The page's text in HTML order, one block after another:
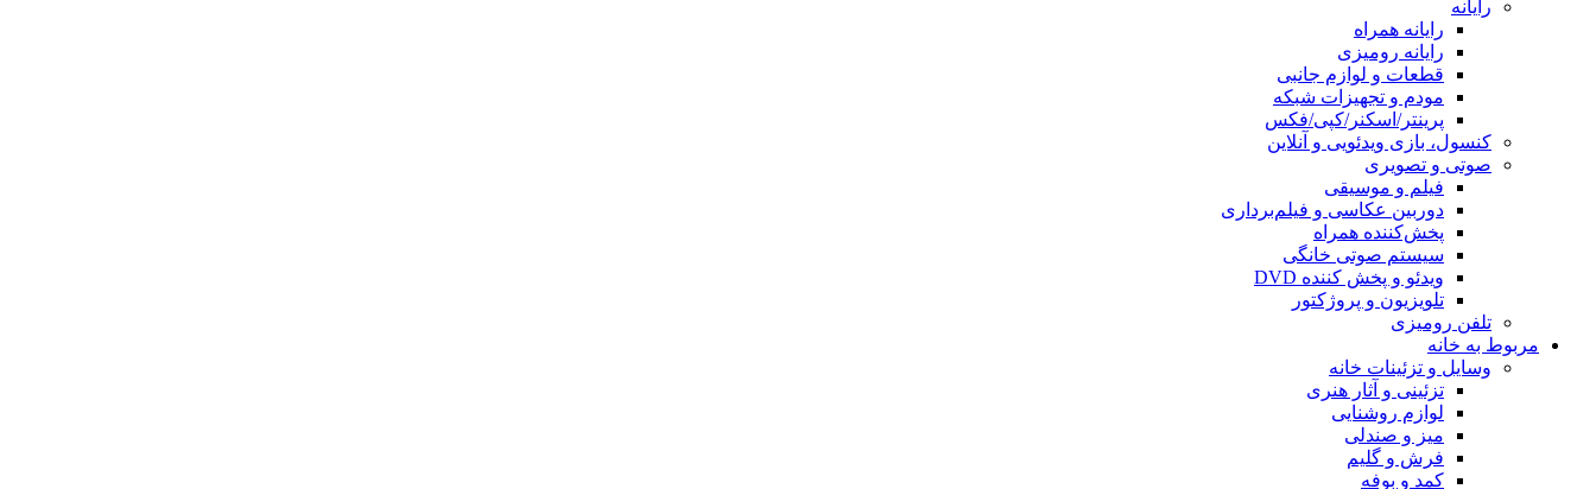
رایانه
رایانه همراه
رایانه رومیزی
قطعات و لوازم جانبی
مودم و تجهیزات شبکه
پرینتر/اسکنر/کپی/فکس
کنسول، بازی‌ ویدئویی و آنلاین
صوتی و تصویری
فیلم و موسیقی
دوربین عکاسی و فیلم‌برداری
پخش‌کننده همراه
سیستم صوتی خانگی
ویدئو و پخش کننده DVD
تلویزیون و پروژکتور
تلفن رومیزی
مربوط به خانه
وسایل و تزئینات خانه
تزئینی و آثار هنری
لوازم روشنایی
میز و صندلی
فرش و گلیم
کمد و بوفه